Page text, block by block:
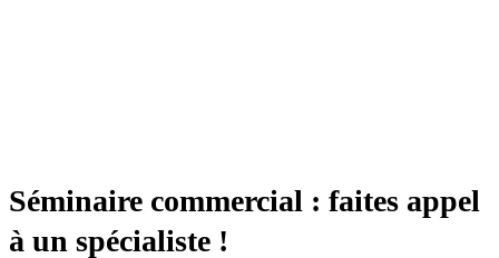
Séminaire commercial : faites appel
à un spécialiste !